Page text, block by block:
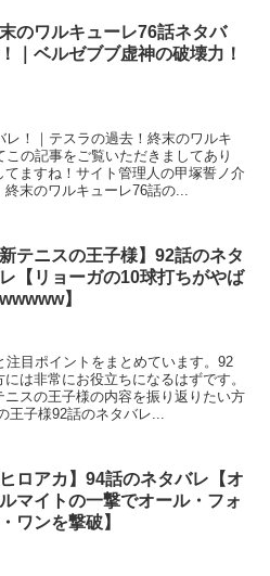
のワルキューレ76話ネタバ
｜ベルゼブブ虚神の破壊力！
！｜テスラの過去！終末のワルキ
の記事をご覧いただきましてあり
ますね！サイト管理人の甲塚誓ノ介
末のワルキューレ76話の...
新テニスの王子様】92話のネタ
【リョーガの10球打ちがやば
】
目ポイントをまとめています。92
は非常にお役立ちになるはずです。
スの王子様の内容を振り返りたい方
王子様92話のネタバレ...
ヒロアカ】94話のネタバレ【オ
マイトの一撃でオール・フォ
ワンを撃破】